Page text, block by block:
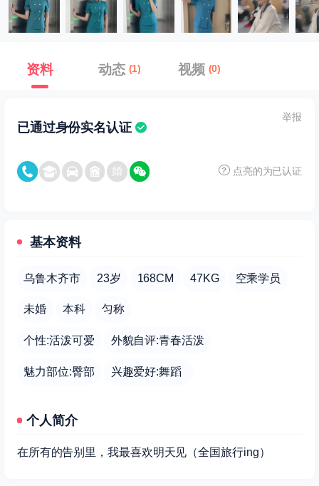
资料 动态 (1) 视频 (0)
已通过身份实名认证
举报
点亮的为已认证
基本资料
乌鲁木齐市 23岁 168CM 47KG 空乘学员
未婚 本科 匀称
个性:活泼可爱 外貌自评:青春活泼
魅力部位:臀部 兴趣爱好:舞蹈
个人简介
在所有的告别里，我最喜欢明天见（全国旅行ing）